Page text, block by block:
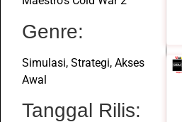
Genre:
Simulasi, Strategi, Akses
Awal
Tanggal Rilis: